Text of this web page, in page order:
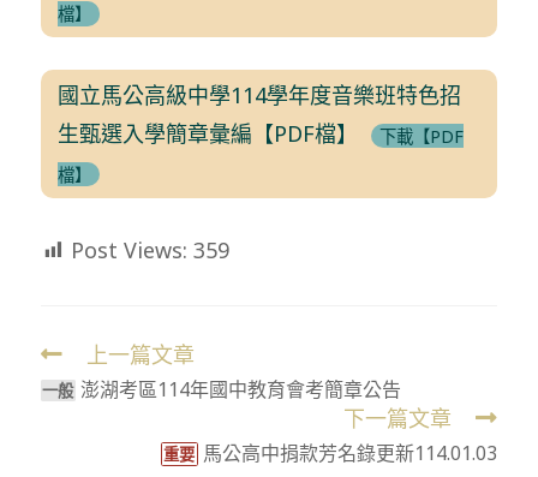
檔】
國立馬公高級中學114學年度音樂班特色招
生甄選入學簡章彙編【PDF檔】
下載【PDF
檔】
Post Views: 359
Read
more
上一篇文章
一般 澎湖考區114年國中教育會考簡章公告
下一篇文章
重要 馬公高中捐款芳名錄更新114.01.03